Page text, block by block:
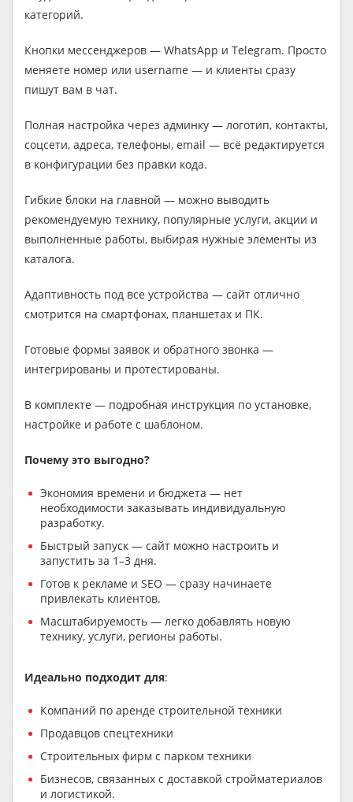
категорий.
Кнопки мессенджеров — WhatsApp и Telegram. Просто
меняете номер или username — и клиенты сразу
пишут вам в чат.
Полная настройка через админку — логотип, контакты,
соцсети, адреса, телефоны, email — всё редактируется
в конфигурации без правки кода.
Гибкие блоки на главной — можно выводить
рекомендуемую технику, популярные услуги, акции и
выполненные работы, выбирая нужные элементы из
каталога.
Адаптивность под все устройства — сайт отлично
смотрится на смартфонах, планшетах и ПК.
Готовые формы заявок и обратного звонка —
интегрированы и протестированы.
В комплекте — подробная инструкция по установке,
настройке и работе с шаблоном.
Почему это выгодно?
Экономия времени и бюджета — нет
необходимости заказывать индивидуальную
разработку.
Быстрый запуск — сайт можно настроить и
запустить за 1–3 дня.
Готов к рекламе и SEO — сразу начинаете
привлекать клиентов.
Масштабируемость — легко добавлять новую
технику, услуги, регионы работы.
Идеально подходит для:
Компаний по аренде строительной техники
Продавцов спецтехники
Строительных фирм с парком техники
Бизнесов, связанных с доставкой стройматериалов
и логистикой.